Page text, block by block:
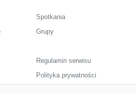
Spotkania
Grupy
Regulamin serwisu
Polityka prywatności